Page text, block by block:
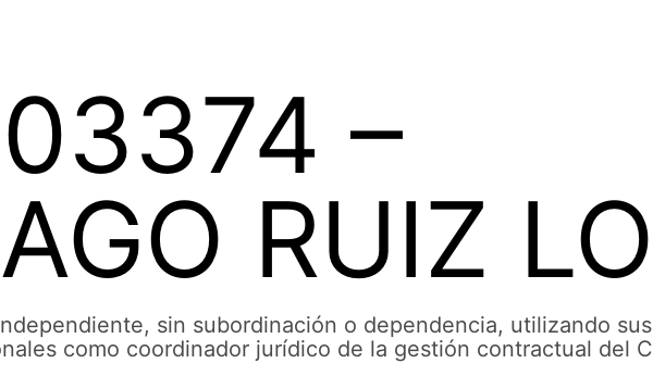
–
RUIZ
sin subordinación o dependencia, utilizando
como coordinador jurídico de la gestión contractual del